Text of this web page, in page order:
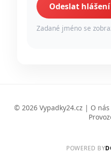
Odeslat hlášení
Zadané jméno se
© 2026 Vypadky24.cz | O nás
POWERED BY